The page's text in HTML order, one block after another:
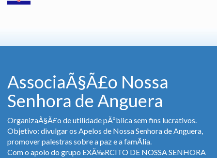
AssociaÃ§Ã£o Nossa
Senhora de Anguera
OrganizaÃ§Ã£o de utilidade pÃºblica sem fins lucrativos.
Objetivo: divulgar os Apelos de Nossa Senhora de Anguera,
promover palestras sobre a paz e a famÃ­lia.
Com o apoio do grupo EXÃ‰RCITO DE NOSSA SENHORA